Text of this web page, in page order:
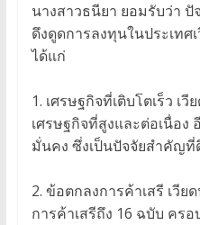
นางสาวธนียา ยอมรับว่า
ดึงดูดการลงทุนในประเทศ
ได้แก่
1. เศรษฐกิจที่เติบโตเร็ว เ
เศรษฐกิจที่สูงและต่อเนื่อง
มั่นคง ซึ่งเป็นปัจจัยสำคัญ
2. ข้อตกลงการค้าเสรี เวี
การค้าเสรีถึง 16 ฉบับ คร